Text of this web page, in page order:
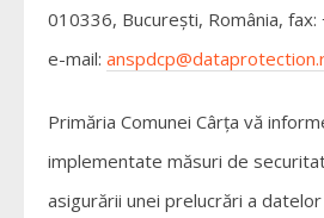
010336, Bucureşti, România,
e-mail:
Primăria Comunei Cârța vă
implementate măsuri de
asigurării unei prelucrări a